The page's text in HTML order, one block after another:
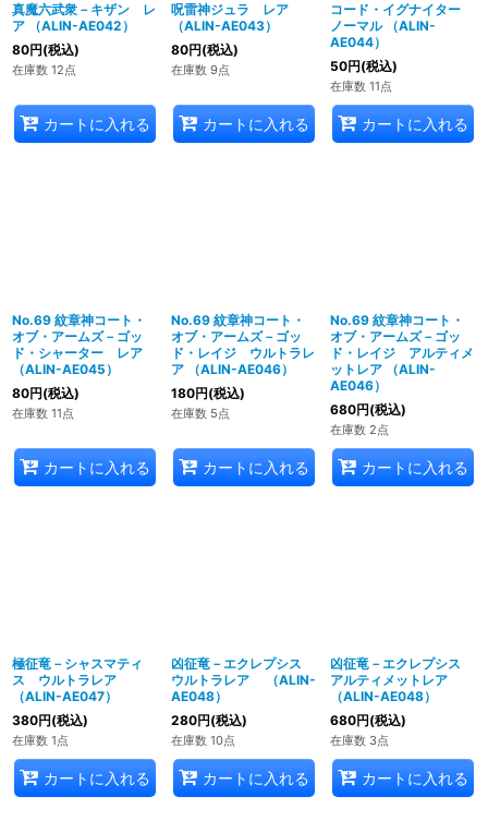
真魔六武衆－キザン レ
ア （ALIN-AE042）
80円(税込)
在庫数 12点
カートに入れる
呪雷神ジュラ レア
（ALIN-AE043）
80円(税込)
在庫数 9点
カートに入れる
コード・イグナイター
ノーマル （ALIN-
AE044）
50円(税込)
在庫数 11点
カートに入れる
No.69 紋章神コート・
オブ・アームズ－ゴッ
ド・シャーター レア
（ALIN-AE045）
80円(税込)
在庫数 11点
カートに入れる
No.69 紋章神コート・
オブ・アームズ－ゴッ
ド・レイジ ウルトラレ
ア （ALIN-AE046）
180円(税込)
在庫数 5点
カートに入れる
No.69 紋章神コート・
オブ・アームズ－ゴッ
ド・レイジ アルティメ
ットレア （ALIN-
AE046）
680円(税込)
在庫数 2点
カートに入れる
極征竜－シャスマティ
ス ウルトラレア
（ALIN-AE047）
380円(税込)
在庫数 1点
カートに入れる
凶征竜－エクレプシス
ウルトラレア （ALIN-
AE048）
280円(税込)
在庫数 10点
カートに入れる
凶征竜－エクレプシス
アルティメットレア
（ALIN-AE048）
680円(税込)
在庫数 3点
カートに入れる